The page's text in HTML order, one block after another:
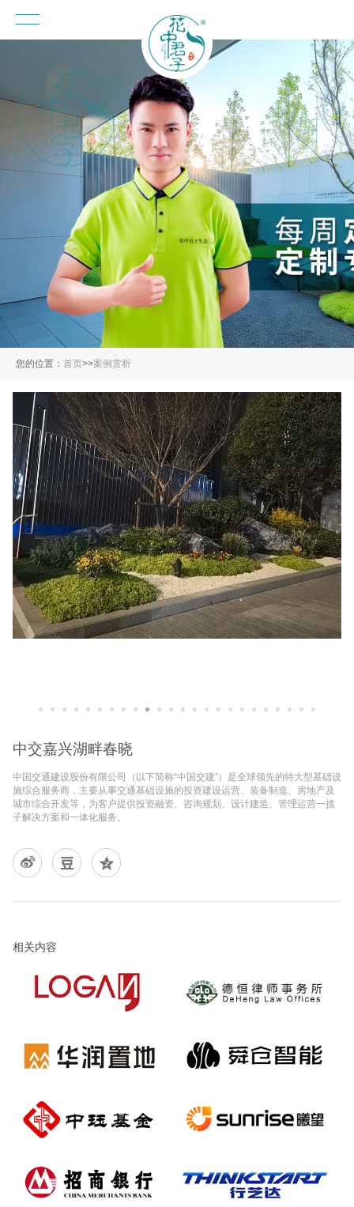
您的位置： 首页>>案例赏析
中交嘉兴湖畔春晓
中国交通建设股份有限公司（以下简称“中国交建”）是全球领先的特大型基础设
施综合服务商，主要从事交通基础设施的投资建设运营、装备制造、房地产及
城市综合开发等，为客户提供投资融资、咨询规划、设计建造、管理运营一揽
子解决方案和一体化服务。
相关内容